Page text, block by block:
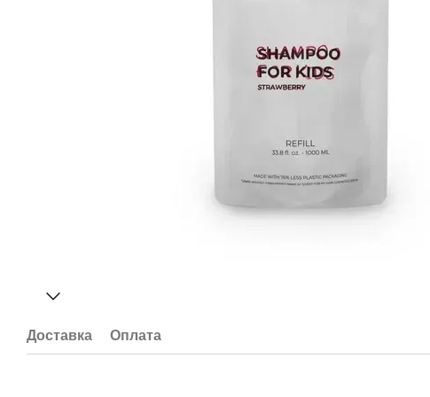
Доставка Оплата